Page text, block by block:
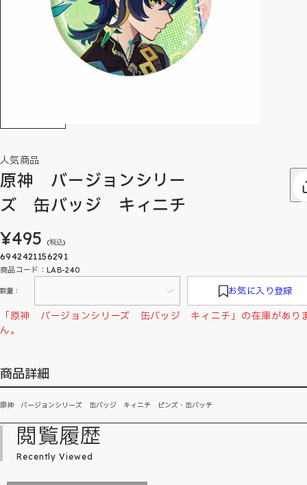
人気商品
原神 バージョンシリー
ズ 缶バッジ キィニチ
¥495 (税込)
6942421156291
商品コード：LAB-240
数量： お気に入り登録
「原神 バージョンシリーズ 缶バッジ キィニチ」の在庫があり
ん。
商品詳細
原神 バージョンシリーズ 缶バッジ キィニチ ピンズ・缶バッチ
閲覧履歴
Recently Viewed